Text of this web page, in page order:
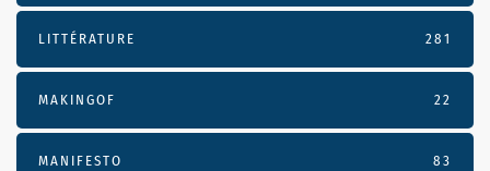
LITTÉRATURE 281
MAKINGOF 22
MANIFESTO 83